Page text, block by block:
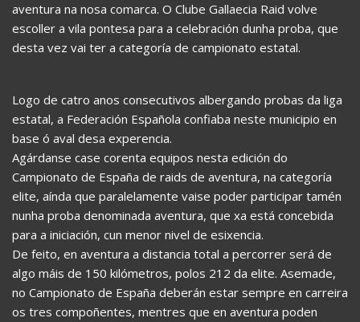
aventura na nosa comarca. O Clube Gallaecia Raid volve
escoller a vila pontesa para a celebración dunha proba, que
desta vez vai ter a categoría de campionato estatal.
Logo de catro anos consecutivos albergando probas da liga
estatal, a Federación Española confiaba neste municipio en
base ó aval desa experencia.
Agárdanse case corenta equipos nesta edición do
Campionato de España de raids de aventura, na categoría
elite, aínda que paralelamente vaise poder participar tamén
nunha proba denominada aventura, que xa está concebida
para a iniciación, cun menor nivel de esixencia.
De feito, en aventura a distancia total a percorrer será de
algo máis de 150 kilómetros, polos 212 da elite. Asemade,
no Campionato de España deberán estar sempre en carreira
os tres compoñentes, mentres que en aventura poden